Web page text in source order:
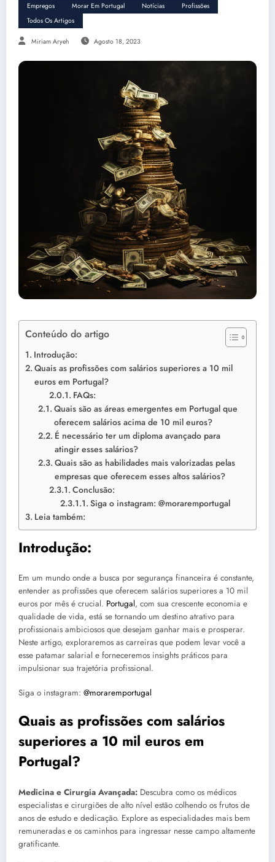
Empregos Morar Em Portugal Notícias
Profissões
Todos Os Artigos
Miriam Aryeh Agosto 18, 2023
Conteúdo do artigo
Introdução:
Quais as profissões com salários superiores a 10 mil
euros em Portugal?
FAQs:
Quais são as áreas emergentes em Portugal que
oferecem salários acima de 10 mil euros?
É necessário ter um diploma avançado para
atingir esses salários?
Quais são as habilidades mais valorizadas pelas
empresas que oferecem esses altos salários?
Conclusão:
Siga o instagram: @moraremportugal
Leia também:
Introdução:
Em um mundo onde a busca por segurança financeira é constante,
entender as profissões que oferecem salários superiores a 10 mil
euros por mês é crucial. Portugal, com sua crescente economia e
qualidade de vida, está se tornando um destino atrativo para
profissionais ambiciosos que desejam ganhar mais e prosperar.
Neste artigo, exploraremos as carreiras que podem levar você a
esse patamar salarial e forneceremos insights práticos para
impulsionar sua trajetória profissional.
Siga o instagram: @moraremportugal
Quais as profissões com salários
superiores a 10 mil euros em
Portugal?
Medicina e Cirurgia Avançada: Descubra como os médicos
especialistas e cirurgiões de alto nível estão colhendo os frutos de
anos de estudo e dedicação. Explore as especialidades mais bem
remuneradas e os caminhos para ingressar nesse campo altamente
gratificante.